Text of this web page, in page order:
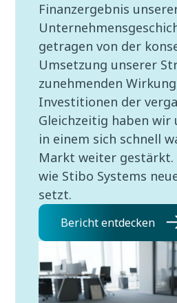
Finanzergebnis
getragen von der
Umsetzung unserer
zunehmenden
Investitionen der
Gleichzeitig haben wir
in einem sich schnell
Markt weiter gestärkt.
wie Stibo Systems
setzt.
Bericht entdecken